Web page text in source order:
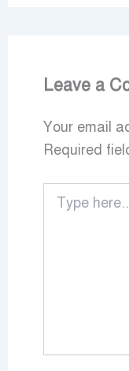
Leave a
Your email
Required
here..